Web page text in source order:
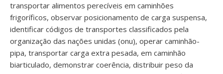
transportar alimentos perecíveis em caminhões
frigoríficos, observar posicionamento de carga suspensa,
identificar códigos de transportes classificados pela
organização das nações unidas (onu), operar caminhão-
pipa, transportar carga extra pesada, em caminhão
biarticulado, demonstrar coerência, distribuir peso da